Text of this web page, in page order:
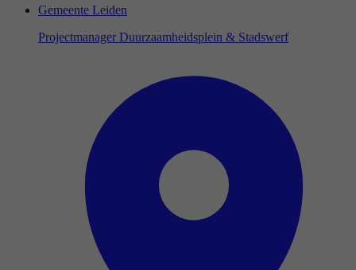
Gemeente Leiden
Projectmanager Duurzaamheidsplein & Stadswerf